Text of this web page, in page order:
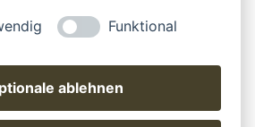
AGBS DATENSCHUTZ
• bauer+bauer Webdesign •
10 • 96450 Coburg
Bauer und Hermann Bauer
Funktional
ablehnen